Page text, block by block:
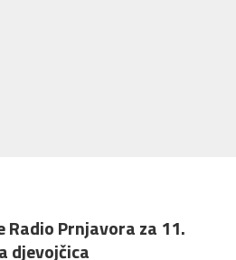
Prnjavora za 11.
djevojčica